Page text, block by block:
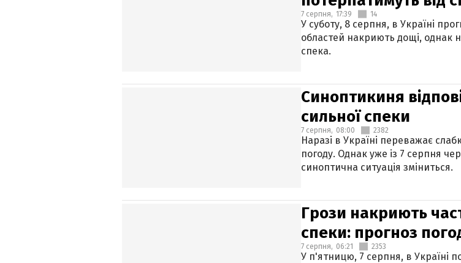
7 серпня, 17:39 14
У суботу, 8 серпня, в Україні
областей накриють дощі, однак
спека.
Синоптикиня
сильної спеки
7 серпня, 08:00 2382
Наразі в Україні переважає
погоду. Однак уже із 7 серпня
синоптична ситуація зміниться.
Грози накриють
спеки: прогноз
7 серпня, 06:21 2353
У п'ятницю, 7 серпня, в Україні